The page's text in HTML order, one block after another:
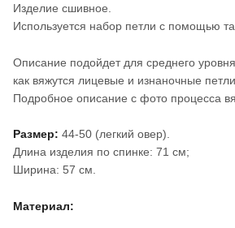
Изделие сшивное.
Используется набор петли с помощью
Описание подойдет для среднего
как вяжутся лицевые и изнаночные петли.
Подробное описание с фото процесса
Размер: 44-50 (легкий овер).
Длина изделия по спинке: 71 см;
Ширина: 57 см.
Материал: